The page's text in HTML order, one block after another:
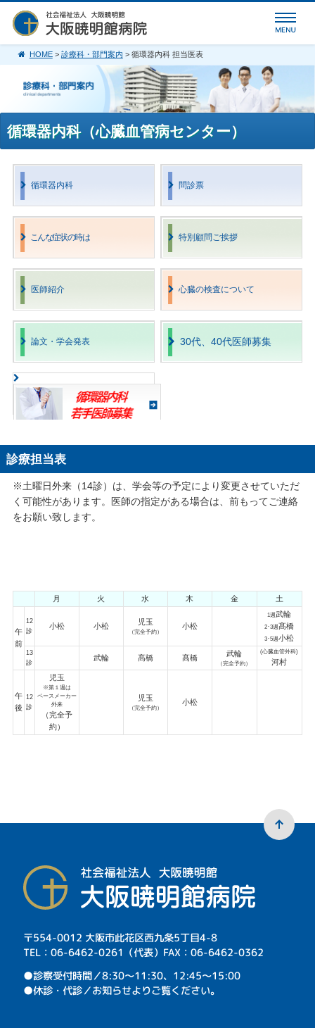
HOME> 診療科・部門案内 > 循環器内科 担当医表
循環器内科（心臓血管病センター）
循環器内科 問診票
こんな症状の時は 特別顧問ご挨拶
医師紹介 心臓の検査について
論文・学会発表 30代、40代医師募集
診療担当表
※土曜日外来（14診）は、学会等の予定により変更させていただ
く可能性があります。医師の指定がある場合は、前もってご連絡
をお願い致します。
月 火 水 木 金 土
午
前
12
診
小松 小松 児玉
（完全予約）
小松
1週武輪
2･3週 髙橋
3･5週小松
13
診
武輪 髙橋 髙橋 武輪
（完全予約）
(心臓血管外科)
河村
午
後
12
診
児玉
※第１週は
ペースメーカー
外来
（完全予
約）
児玉
（完全予約）
小松
〒554-0012 大阪市此花区西九条5丁目4-8
TEL：06-6462-0261（代表）FAX：06-6462-0362
⁩●診察受付時間／8:30～11:30、12:45～15:00
●休診・代診／お知らせよりご覧ください。